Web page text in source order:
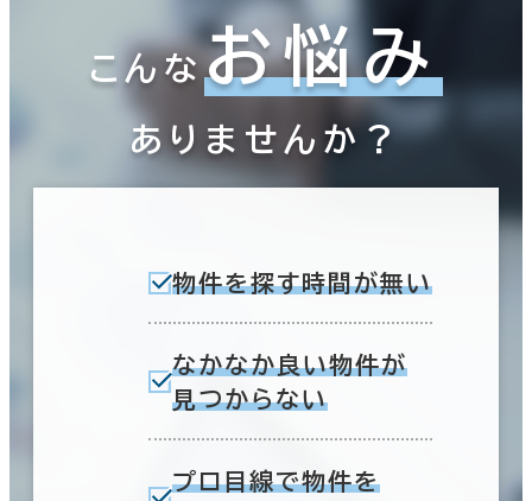
こんなお悩み
ありませんか？
物件を探す時間が無い
なかなか良い物件が
見つからない
プロ目線で物件を